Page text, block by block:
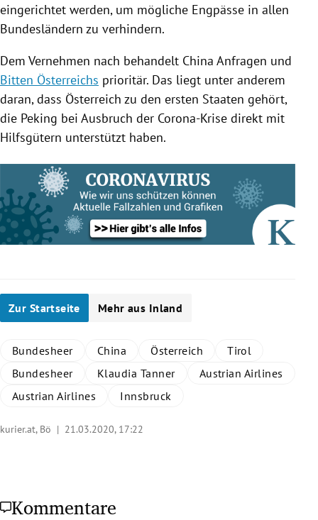
eingerichtet werden, um mögliche Engpässe in allen
Bundesländern zu verhindern.
Dem Vernehmen nach behandelt China Anfragen und
Bitten Österreichs prioritär. Das liegt unter anderem
daran, dass Österreich zu den ersten Staaten gehört,
die Peking bei Ausbruch der Corona-Krise direkt mit
Hilfsgütern unterstützt haben.
Zur Startseite Mehr aus Inland
Bundesheer China Österreich
Tirol
Bundesheer
Klaudia Tanner
Austrian Airlines
Austrian Airlines
Innsbruck
kurier.at, Bö | 21.03.2020, 17:22
Kommentare